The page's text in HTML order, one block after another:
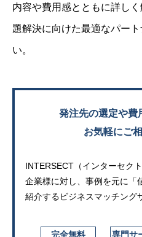
内容や費用感とともに詳し
題解決に向けた最適なパー
い。
発注先の選定や費
お気軽にご
INTERSECT（インターセク
企業様に対し、 事例を元に「
紹介するビジネスマッチング
完全無料
専門サ